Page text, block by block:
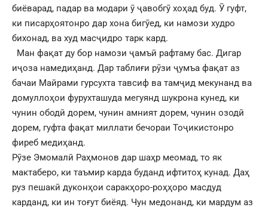
биёварад, падар ва модари ӯ ҷавобгӯ хоҳад буд. Ӯ гуфт,
ки писарҳоятонро дар хона бигӯед, ки намози худро
бихонад, ва худ масҷидро тарк кард.
Ман фақат ду бор намози ҷамъӣ рафтаму бас. Дигар
иҷоза намедиҳанд. Дар таблиғи рӯзи ҷумъа фақат аз
бачаи Майрами гурсухта тавсиф ва тамҷид мекунанд ва
домуллоҳои фурухташуда мегуянд шукрона кунед, ки
чунин ободӣ дорем, чунин амният дорем, чунин озодӣ
дорем, гуфта фақат миллати бечораи Тоҷикистонро
фиреб медиҳанд.
Рӯзе Эмомалӣ Раҳмонов дар шаҳр меомад, то як
мактаберо, ки таъмир карда буданд ифтитоҳ кунад. Даҳ
руз пешакӣ дуконҳои саракҳоро-роҳҳоро масдуд
карданд, ки ин тоғут биёяд. Чун медонанд, ки мардум аз